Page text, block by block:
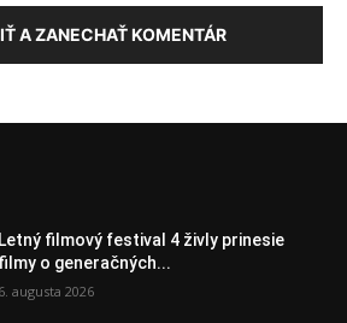
A ZANECHAŤ KOMENTÁR
Letný filmový festival 4 živly prinesie
filmy o generačných...
6. augusta 2026